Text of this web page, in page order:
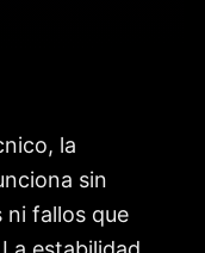
la
sin
ni fallos que